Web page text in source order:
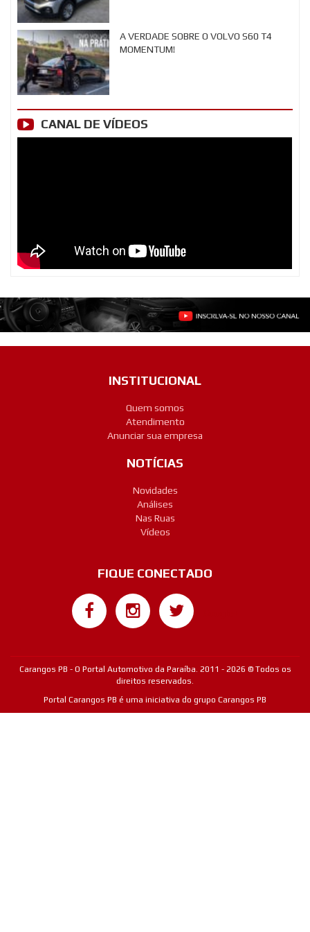
A VERDADE SOBRE O VOLVO S60 T4
MOMENTUM!
CANAL DE VÍDEOS
INSTITUCIONAL
Quem somos
Atendimento
Anunciar sua empresa
NOTÍCIAS
Novidades
Análises
Nas Ruas
Vídeos
FIQUE CONECTADO
Carangos PB - O Portal Automotivo da Paraíba. 2011 - 2026 © Todos os
direitos reservados.
Portal Carangos PB é uma iniciativa do grupo Carangos PB